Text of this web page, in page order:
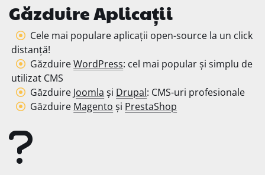
Găzduire Aplicații
Cele mai populare aplicații open-source la un click
distanță!
GăzduireWordPress: cel mai popular și simplu de
utilizat CMS
Găzduire Joomla și Drupal: CMS-uri profesionale
Găzduire Magento și PrestaShop